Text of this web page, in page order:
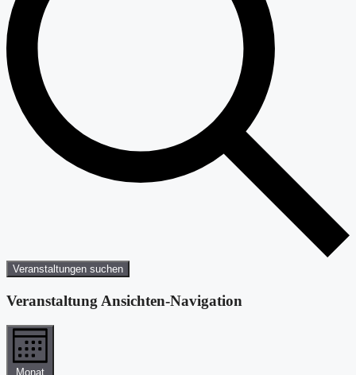
Veranstaltungen suchen
Veranstaltung Ansichten-Navigation
Monat